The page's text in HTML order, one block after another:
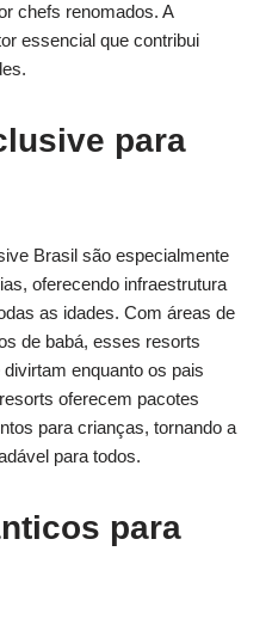
chefs renomados. A
essencial que contribui
para
Brasil são especialmente
oferecendo infraestrutura
as idades. Com áreas de
de babá, esses resorts
enquanto os pais
oferecem pacotes
para crianças, tornando a
para todos.
para